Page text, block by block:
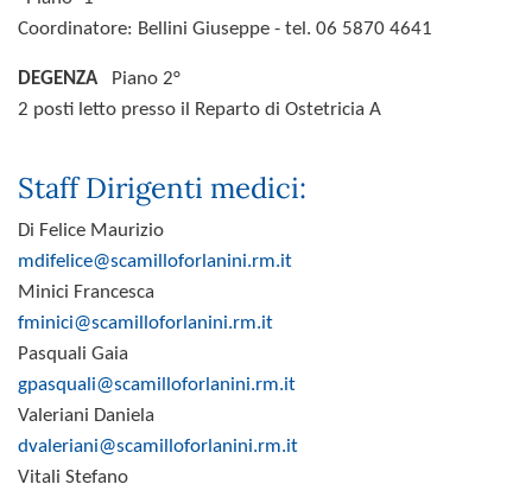
Coordinatore: Bellini Giuseppe - tel. 06 5870 4641
DEGENZA
Piano 2°
2 posti letto presso il Reparto di Ostetricia A
Staff Dirigenti medici:
Di Felice Maurizio
mdifelice@scamilloforlanini.rm.it
Minici Francesca
fminici@scamilloforlanini.rm.it
Pasquali Gaia
gpasquali@scamilloforlanini.rm.it
Valeriani Daniela
dvaleriani@scamilloforlanini.rm.it
Vitali Stefano